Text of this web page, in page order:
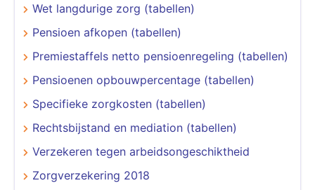
Wet langdurige zorg (tabellen)
Pensioen afkopen (tabellen)
Premiestaffels netto pensioenregeling (tabellen)
Pensioenen opbouwpercentage (tabellen)
Specifieke zorgkosten (tabellen)
Rechtsbijstand en mediation (tabellen)
Verzekeren tegen arbeidsongeschiktheid
Zorgverzekering 2018